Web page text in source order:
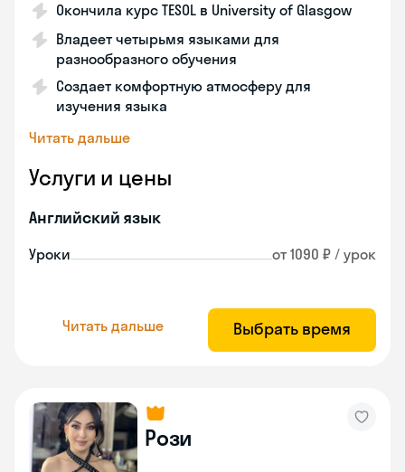
Окончила курс TESOL в University of Glasgow
Владеет четырьмя языками для
разнообразного обучения
Создает комфортную атмосферу для
изучения языка
Читать дальше
Услуги и цены
Английский язык
Уроки от 1090 ₽ / урок
Читать дальше Выбрать время
Рози